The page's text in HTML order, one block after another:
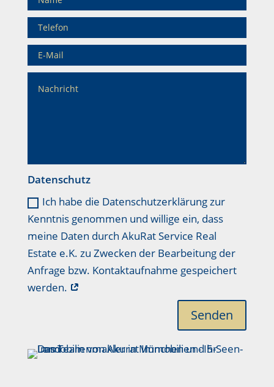
Datenschutz
Ich habe die Datenschutzerklärung zur
Kenntnis genommen und willige ein, dass
meine Daten durch AkuRat Service Real
Estate e.K. zu Zwecken der Bearbeitung der
Anfrage bzw. Kontaktaufnahme gespeichert
werden.
Senden